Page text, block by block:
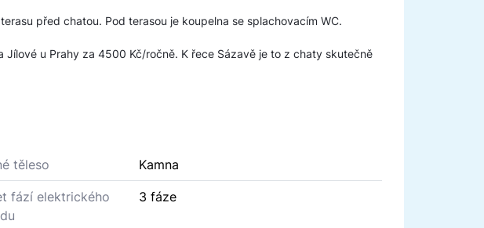
před chatou. Pod terasou je koupelna se splachovacím WC.
u Prahy za 4500 Kč/ročně. K řece Sázavě je to z chaty skutečně
těleso Kamna
fází elektrického
3 fáze